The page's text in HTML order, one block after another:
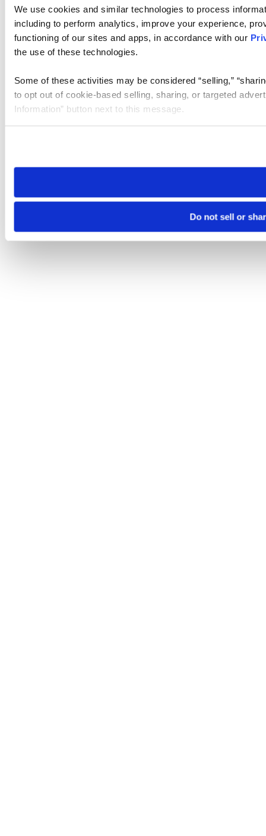
We use cookies and similar technologies to process
including to perform analytics, improve your experience,
functioning of our sites and apps, in accordance with our
the use of these technologies.
Some of these activities may be considered “selling,”
to opt out of cookie-based selling, sharing, or targeted
Information” button next to this message.
need to be set again.
Do not sell or